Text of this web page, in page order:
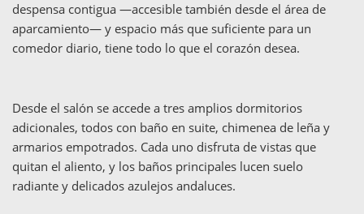
despensa contigua —accesible también desde el área de
aparcamiento— y espacio más que suficiente para un
comedor diario, tiene todo lo que el corazón desea.
Desde el salón se accede a tres amplios dormitorios
adicionales, todos con baño en suite, chimenea de leña y
armarios empotrados. Cada uno disfruta de vistas que
quitan el aliento, y los baños principales lucen suelo
radiante y delicados azulejos andaluces.